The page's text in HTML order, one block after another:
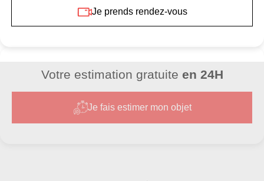
**Critères d’estimation**
Je prends rendez-vous
Votre estimation gratuite en 24H
Je fais estimer mon objet